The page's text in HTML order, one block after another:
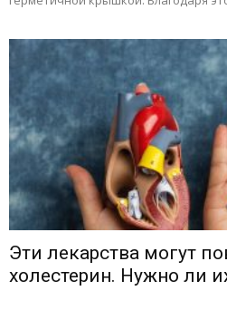
Эти лекарства могут
холестерин. Нужно ли